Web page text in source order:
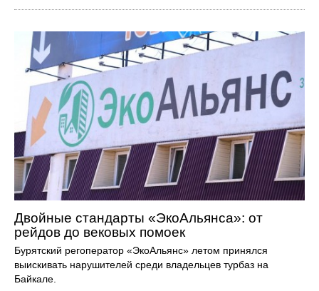
Двойные стандарты «ЭкоАльянса»: от
рейдов до вековых помоек
Бурятский регоператор «ЭкоАльянс» летом принялся
выискивать нарушителей среди владельцев турбаз на
Байкале.